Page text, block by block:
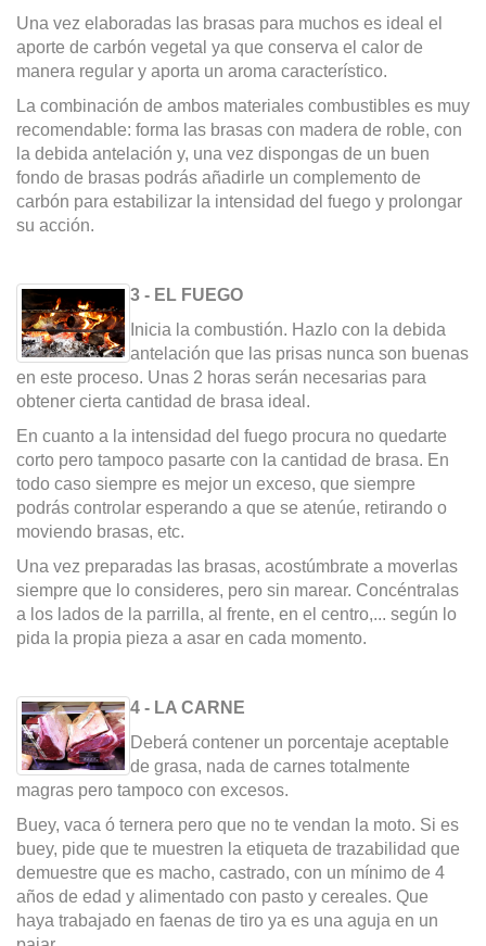
Una vez elaboradas las brasas para muchos es ideal el
aporte de carbón vegetal ya que conserva el calor de
manera regular y aporta un aroma característico.
La combinación de ambos materiales combustibles es muy
recomendable: forma las brasas con madera de roble, con
la debida antelación y, una vez dispongas de un buen
fondo de brasas podrás añadirle un complemento de
carbón para estabilizar la intensidad del fuego y prolongar
su acción.
3 - EL FUEGO
Inicia la combustión. Hazlo con la debida
antelación que las prisas nunca son buenas
en este proceso. Unas 2 horas serán necesarias para
obtener cierta cantidad de brasa ideal.
En cuanto a la intensidad del fuego procura no quedarte
corto pero tampoco pasarte con la cantidad de brasa. En
todo caso siempre es mejor un exceso, que siempre
podrás controlar esperando a que se atenúe, retirando o
moviendo brasas, etc.
Una vez preparadas las brasas, acostúmbrate a moverlas
siempre que lo consideres, pero sin marear. Concéntralas
a los lados de la parrilla, al frente, en el centro,... según lo
pida la propia pieza a asar en cada momento.
4 - LA CARNE
Deberá contener un porcentaje aceptable
de grasa, nada de carnes totalmente
magras pero tampoco con excesos.
Buey, vaca ó ternera pero que no te vendan la moto. Si es
buey, pide que te muestren la etiqueta de trazabilidad que
demuestre que es macho, castrado, con un mínimo de 4
años de edad y alimentado con pasto y cereales. Que
haya trabajado en faenas de tiro ya es una aguja en un